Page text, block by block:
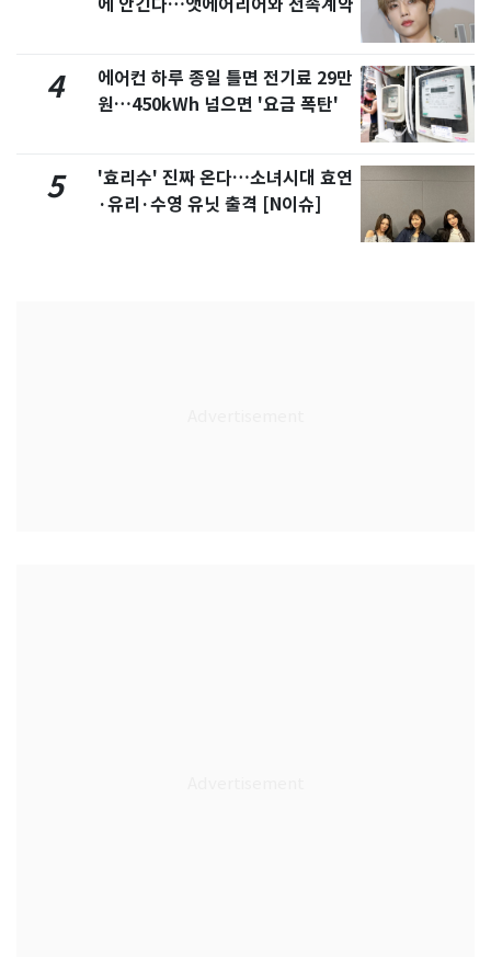
4
에어컨 하루 종일 틀면 전기료 29만
원…450kWh 넘으면 '요금 폭탄'
5
'효리수' 진짜 온다…소녀시대 효연
·유리·수영 유닛 출격 [N이슈]